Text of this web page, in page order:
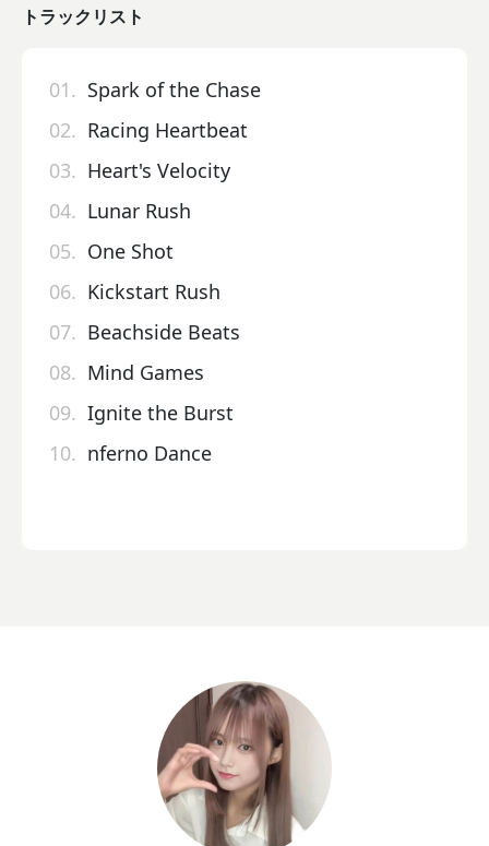
トラックリスト
01. Spark of the Chase
02. Racing Heartbeat
03. Heart's Velocity
04. Lunar Rush
05. One Shot
06. Kickstart Rush
07. Beachside Beats
08. Mind Games
09. Ignite the Burst
10. nferno Dance